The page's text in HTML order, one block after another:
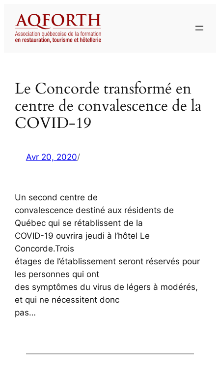
contenu
Le Concorde transformé en
centre de convalescence de la
COVID-19
Avr 20, 2020/
Un second centre de
convalescence destiné aux résidents de
Québec qui se rétablissent de la
COVID-19 ouvrira jeudi à l’hôtel Le
Concorde.Trois
étages de l’établissement seront réservés pour
les personnes qui ont
des symptômes du virus de légers à modérés,
et qui ne nécessitent donc
pas…